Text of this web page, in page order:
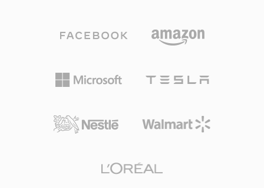
الاحترافية. رغم أن الترميزات الأحدث مثل H.264
والأقمار الصناعية ومليارات أقراص DVD المتداولة
الزمني. يعمل AAC كتنسيق صوتي افتراضي في
والعديد من خدمات البث. أولى مزاياه كفاءة الضغط
الممتازة — صوت عالي الدقة باستخدام مساحة
معدلات عينة من 8 كيلوهرتز إلى 96 كيلوهرتز وحتى
وغيرها يضمن أن كل جهاز ومتصفح ومشغّل وسائط